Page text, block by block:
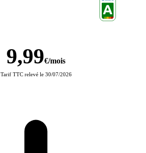
9,99€/mois
Tarif TTC relevé le 30/07/2026